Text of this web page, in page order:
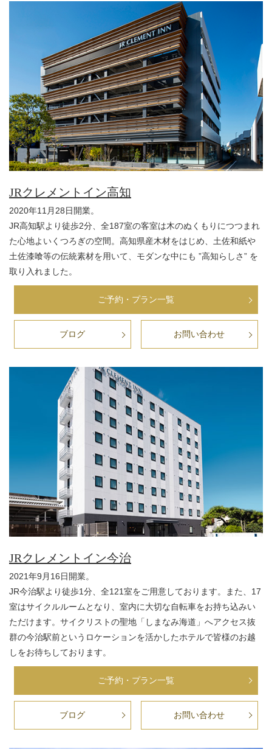
JRクレメントイン高知
2020年11月28日開業。
JR高知駅より徒歩2分、全187室の客室は木のぬくもりにつつまれ
た心地よいくつろぎの空間。高知県産木材をはじめ、土佐和紙や
土佐漆喰等の伝統素材を用いて、モダンな中にも ”高知らしさ” を
取り入れました。
ご予約・プラン一覧
ブログ お問い合わせ
JRクレメントイン今治
2021年9月16日開業。
JR今治駅より徒歩1分、全121室をご用意しております。また、17
室はサイクルルームとなり、室内に大切な自転車をお持ち込みい
ただけます。サイクリストの聖地「しまなみ海道」へアクセス抜
群の今治駅前というロケーションを活かしたホテルで皆様のお越
しをお待ちしております。
ご予約・プラン一覧
ブログ お問い合わせ